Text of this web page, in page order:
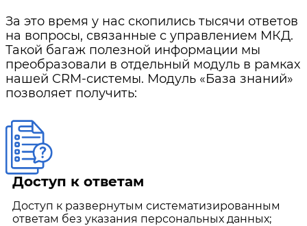
За это время у нас скопились тысячи ответов
на вопросы, связанные с управлением МКД.
Такой багаж полезной информации мы
преобразовали в отдельный модуль в рамках
нашей CRM-системы. Модуль «База знаний»
позволяет получить:
Доступ к ответам
Доступ к развернутым систематизированным
ответам без указания персональных данных;